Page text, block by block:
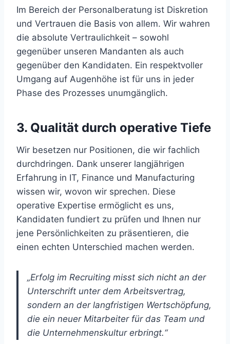
Im Bereich der Personalberatung ist Diskretion
und Vertrauen die Basis von allem. Wir wahren
die absolute Vertraulichkeit – sowohl
gegenüber unseren Mandanten als auch
gegenüber den Kandidaten. Ein respektvoller
Umgang auf Augenhöhe ist für uns in jeder
Phase des Prozesses unumgänglich.
3. Qualität durch operative Tiefe
Wir besetzen nur Positionen, die wir fachlich
durchdringen. Dank unserer langjährigen
Erfahrung in IT, Finance und Manufacturing
wissen wir, wovon wir sprechen. Diese
operative Expertise ermöglicht es uns,
Kandidaten fundiert zu prüfen und Ihnen nur
jene Persönlichkeiten zu präsentieren, die
einen echten Unterschied machen werden.
„Erfolg im Recruiting misst sich nicht an der
Unterschrift unter dem Arbeitsvertrag,
sondern an der langfristigen Wertschöpfung,
die ein neuer Mitarbeiter für das Team und
die Unternehmenskultur erbringt.“